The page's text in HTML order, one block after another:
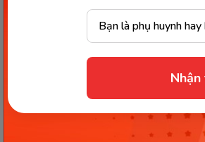
Những lưu ý khi cho bé chạy bộ để
(Ảnh: Sưu tầm
Chạy bộ là một hoạt động thể
lại vô vàn lợi ích cho sức khỏe và
diện của trẻ. Bắt đầu cho
bé